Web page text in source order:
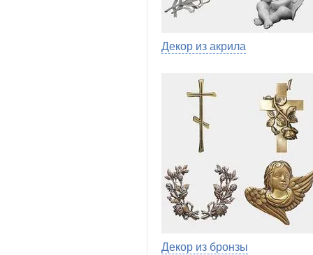
Декор из акрила
Декор из бронзы